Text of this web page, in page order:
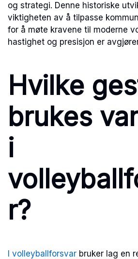
og strategi. Denne historiske
viktigheten av å tilpasse
for å møte kravene til moderne
hastighet og presisjon er
Hvilke
brukes
i
r?
I volleyballforsvar bruker lag en